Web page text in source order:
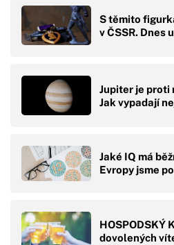
S těmito
v ČSSR. Dnes
Jupiter je proti
Jak vypadají
Jaké IQ má
Evropy jsme
HOSPODSKÝ
dovolených